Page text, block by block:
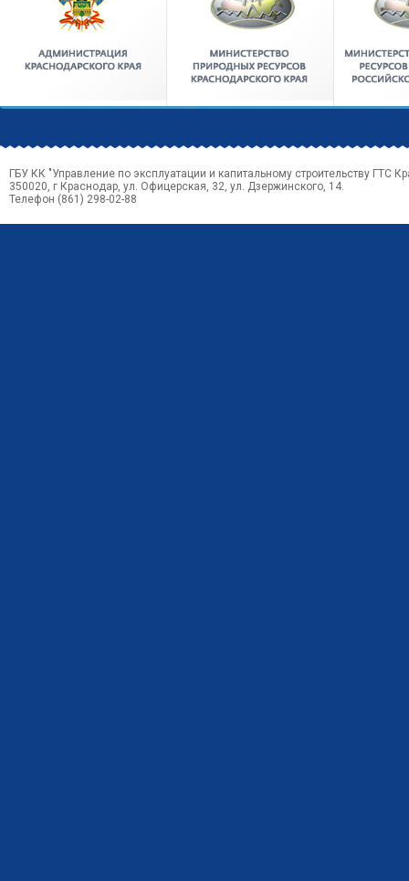
ГБУ КК "Управление по эксплуатации и капитальному строительству ГТС
350020, г Краснодар, ул. Офицерская, 32, ул. Дзержинского, 14.
Телефон (861) 298-02-88